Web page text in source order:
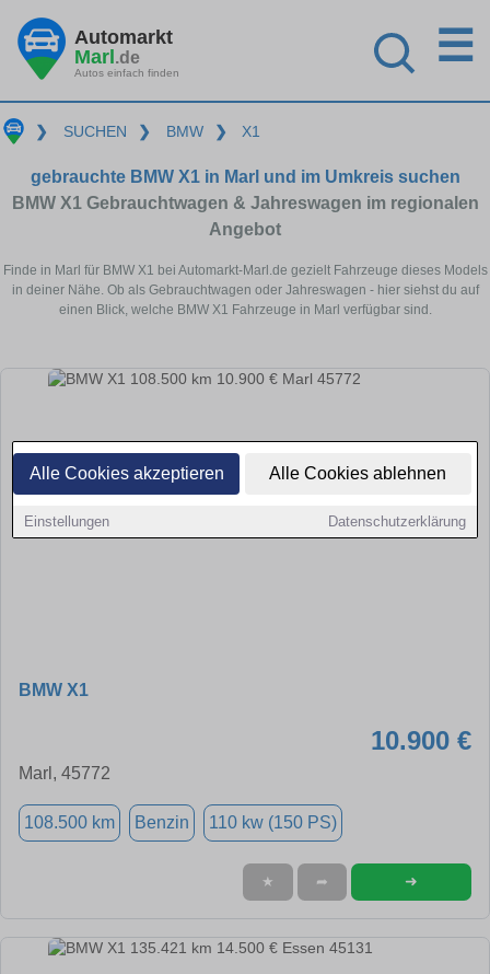
Alle Cookies akzeptieren Alle Cookies ablehnen
Einstellungen Datenschutzerklärung
Automarkt
Marl.de
Autos einfach finden
☰
❯ SUCHEN ❯ BMW ❯ X1
gebrauchte BMW X1 in Marl und im Umkreis suchen
BMW X1 Gebrauchtwagen & Jahreswagen im regionalen
Angebot
Finde in Marl für BMW X1 bei Automarkt-Marl.de gezielt Fahrzeuge dieses Models
in deiner Nähe. Ob als Gebrauchtwagen oder Jahreswagen - hier siehst du auf
einen Blick, welche BMW X1 Fahrzeuge in Marl verfügbar sind.
BMW X1
10.900 €
Marl, 45772
108.500 km Benzin 110 kw (150 PS)
★ ➦ ➜